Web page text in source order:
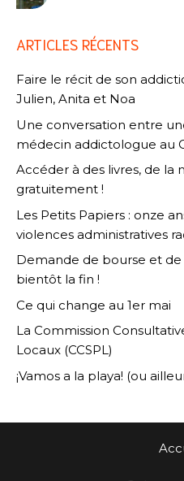
ARTICLES RÉCENTS
Faire le récit de son
Julien, Anita et Noa
Une conversation entre
médecin addictologue au
Accéder à des livres, de la
gratuitement !
Les Petits Papiers : onze
violences administratives
Demande de bourse et
bientôt la fin !
Ce qui change au 1er mai
La Commission
Locaux (CCSPL)
¡Vamos a la playa! (ou